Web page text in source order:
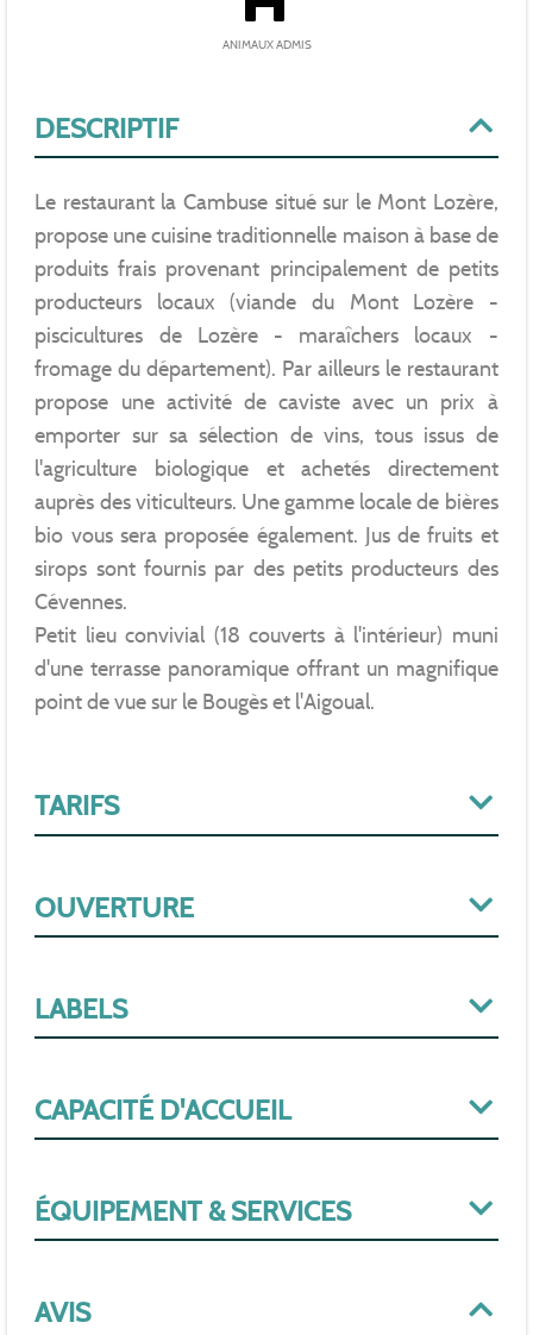
DESCRIPTIF
Le restaurant la Cambuse situé sur le Mont Lozère,
propose une cuisine traditionnelle maison à base de
produits frais provenant principalement de petits
producteurs locaux (viande du Mont Lozère -
piscicultures de Lozère - maraîchers locaux -
fromage du département). Par ailleurs le restaurant
propose une activité de caviste avec un prix à
emporter sur sa sélection de vins, tous issus de
l'agriculture biologique et achetés directement
auprès des viticulteurs. Une gamme locale de bières
bio vous sera proposée également. Jus de fruits et
sirops sont fournis par des petits producteurs des
Cévennes.
Petit lieu convivial (18 couverts à l'intérieur) muni
d'une terrasse panoramique offrant un magnifique
point de vue sur le Bougès et l'Aigoual.
TARIFS
OUVERTURE
LABELS
CAPACITÉ D'ACCUEIL
ÉQUIPEMENT & SERVICES
AVIS
ANIMAUX ADMIS